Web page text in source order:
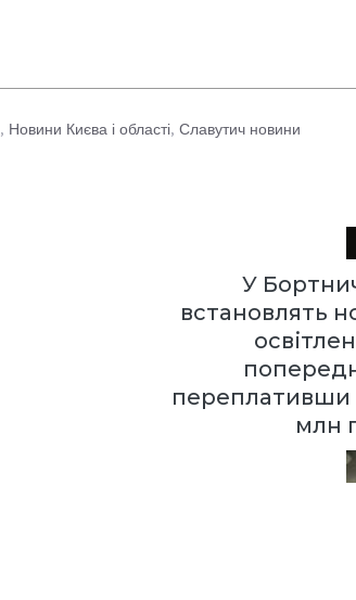
, Новини Києва і області, Славутич новини
У
встановлять
переплативши
млн